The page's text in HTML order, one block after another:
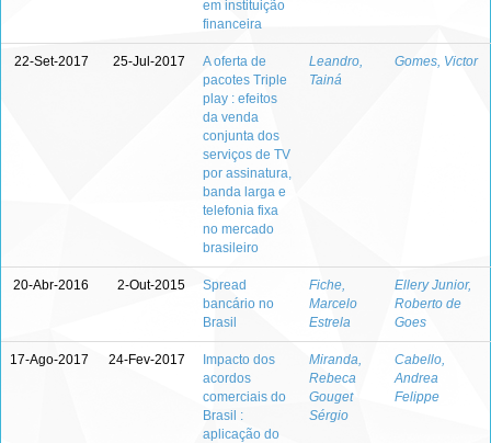
em instituição
financeira
22-Set-2017 25-Jul-2017
A oferta de
pacotes Triple
play : efeitos
da venda
conjunta dos
serviços de TV
por assinatura,
banda larga e
telefonia fixa
no mercado
brasileiro
Leandro,
Tainá
Gomes, Victor
20-Abr-2016 2-Out-2015
Spread
bancário no
Brasil
Fiche,
Marcelo
Estrela
Ellery Junior,
Roberto de
Goes
17-Ago-2017 24-Fev-2017
Impacto dos
acordos
comerciais do
Brasil :
aplicação do
Miranda,
Rebeca
Gouget
Sérgio
Cabello,
Andrea
Felippe